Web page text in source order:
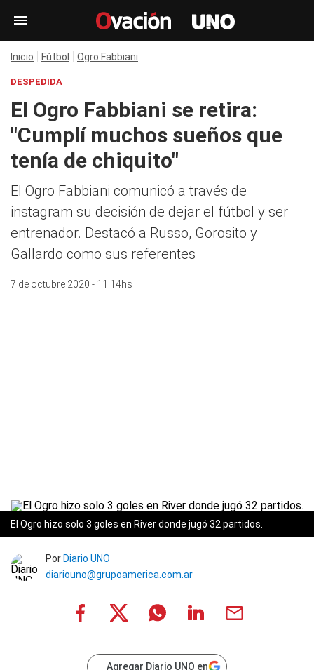
Inicio Fútbol Ogro Fabbiani
DESPEDIDA
El Ogro Fabbiani se retira:
"Cumplí muchos sueños que
tenía de chiquito"
El Ogro Fabbiani comunicó a través de
instagram su decisión de dejar el fútbol y ser
entrenador. Destacó a Russo, Gorosito y
Gallardo como sus referentes
7 de octubre 2020 - 11:14hs
El Ogro hizo solo 3 goles en River donde jugó 32 partidos.
Por Diario UNO
diariouno@grupoamerica.com.ar
Agregar Diario UNO en